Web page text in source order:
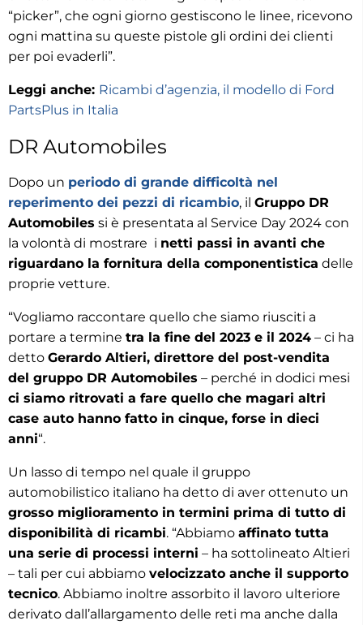
“picker”, che ogni giorno gestiscono le linee, ricevono
ogni mattina su queste pistole gli ordini dei clienti
per poi evaderli”.
Leggi anche: Ricambi d’agenzia, il modello di Ford
PartsPlus in Italia
DR Automobiles
Dopo un periodo di grande difficoltà nel
reperimento dei pezzi di ricambio, il Gruppo DR
Automobiles si è presentata al Service Day 2024 con
la volontà di mostrare i netti passi in avanti che
riguardano la fornitura della componentistica delle
proprie vetture.
“Vogliamo raccontare quello che siamo riusciti a
portare a termine tra la fine del 2023 e il 2024 – ci ha
detto Gerardo Altieri, direttore del post-vendita
del gruppo DR Automobiles – perché in dodici mesi
ci siamo ritrovati a fare quello che magari altri
case auto hanno fatto in cinque, forse in dieci
anni“.
Un lasso di tempo nel quale il gruppo
automobilistico italiano ha detto di aver ottenuto un
grosso miglioramento in termini prima di tutto di
disponibilità di ricambi. “Abbiamo affinato tutta
una serie di processi interni – ha sottolineato Altieri
– tali per cui abbiamo velocizzato anche il supporto
tecnico. Abbiamo inoltre assorbito il lavoro ulteriore
derivato dall’allargamento delle reti ma anche dalla